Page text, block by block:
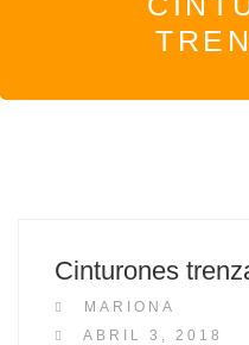
Cinturones
MARIONA
P
ABRIL 3, 2018